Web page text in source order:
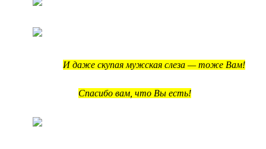
И даже скупая мужская слеза — тоже Вам!
Спасибо вам, что Вы есть!